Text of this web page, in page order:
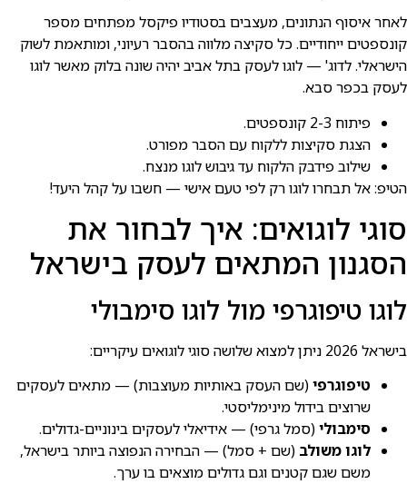
לאחר איסוף הנתונים, מעצבים בסטודיו פיקסל מפתחים מספר
קונספטים ייחודיים. כל סקיצה מלווה בהסבר רעיוני, ומותאמת לשוק
הישראלי. לדוג' — לוגו לעסק בתל אביב יהיה שונה בלוק מאשר לוגו
לעסק בכפר סבא.
פיתוח 2-3 קונספטים.
הצגת סקיצות ללקוח עם הסבר מפורט.
שילוב פידבק הלקוח עד גיבוש לוגו מנצח.
הטיפ: אל תבחרו לוגו רק לפי טעם אישי — חשבו על קהל היעד!
סוגי לוגואים: איך לבחור את
הסגנון המתאים לעסק בישראל
לוגו טיפוגרפי מול לוגו סימבולי
בישראל 2026 ניתן למצוא שלושה סוגי לוגואים עיקריים:
טיפוגרפי(שם העסק באותיות מעוצבות) — מתאים לעסקים
שרוצים בידול מינימליסטי.
סימבולי(סמל גרפי) — אידיאלי לעסקים בינוניים-גדולים.
לוגו משולב (שם + סמל) — הבחירה הנפוצה ביותר בישראל,
משם שגם קטנים וגם גדולים מוצאים בו ערך.